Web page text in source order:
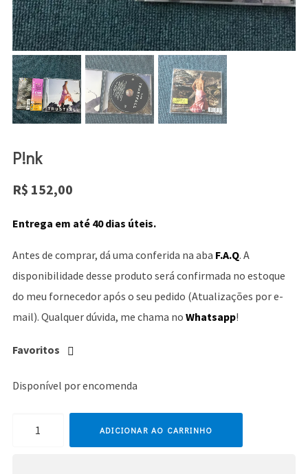
P!nk
R$ 152,00
Entrega em até 40 dias úteis.
Antes de comprar, dá uma conferida na aba F.A.Q. A
disponibilidade desse produto será confirmada no estoque
do meu fornecedor após o seu pedido (Atualizações por e-
mail). Qualquer dúvida, me chama no Whatsapp!
Favoritos
Disponível por encomenda
ADICIONAR AO CARRINHO